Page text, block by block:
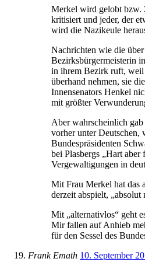
Merkel wird gelobt bzw.
kritisiert und jeder, der
wird die Nazikeule
Nachrichten wie die
Bezirksbürgermeisterin
in ihrem Bezirk ruft,
überhand nehmen, sie
Innensenators Henkel
mit größter
Aber wahrscheinlich gab
vorher unter Deutschen,
Bundespräsidenten
bei Plasbergs „Hart
Vergewaltigungen in
Mit Frau Merkel hat das
derzeit abspielt,
Mit „alternativlos“ geht
Mir fallen auf Anhieb
für den Sessel des
Frank Emath 10. September